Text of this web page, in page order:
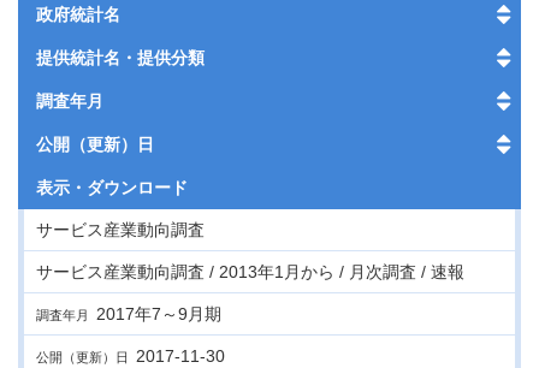
政府統計名
提供統計名・提供分類
調査年月
公開（更新）日
表示・ ダウンロード
サービス産業動向調査
サービス産業動向調査 / 2013年1月から / 月次調査 / 速報
調査年月 2017年7～9月期
公開（更新）日 2017-11-30